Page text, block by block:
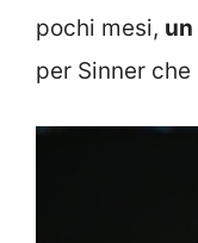
pochi mesi,
per Sinner